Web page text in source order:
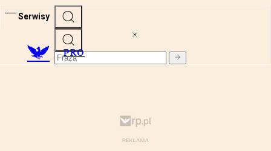
Serwisy
PRO